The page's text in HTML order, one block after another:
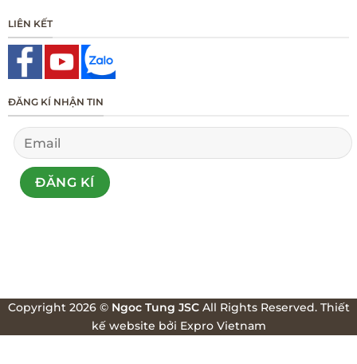
LIÊN KẾT
ĐĂNG KÍ NHẬN TIN
Copyright 2026 © Ngoc Tung JSCAll Rights Reserved. Thiết
kế website bởi Expro Vietnam